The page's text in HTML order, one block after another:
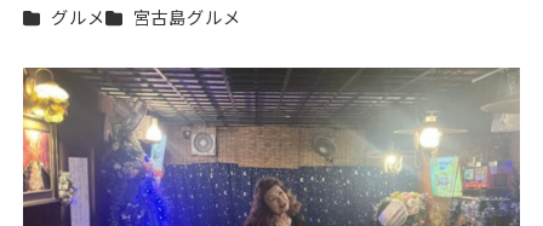
カテゴリー
グルメカテゴリー
宮古島グルメ